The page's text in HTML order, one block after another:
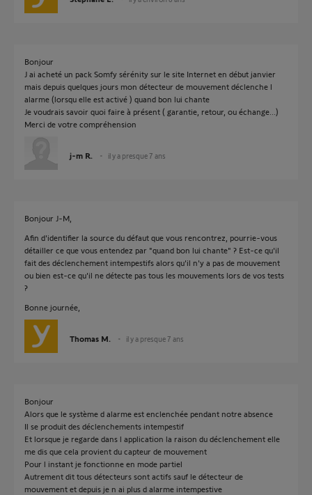
Bonjour
J ai acheté un pack Somfy sérénity sur le site Internet en début janvier
mais depuis quelques jours mon détecteur de mouvement déclenche l
alarme (lorsqu elle est activé ) quand bon lui chante
Je voudrais savoir quoi faire à présent ( garantie, retour, ou échange...)
Merci de votre compréhension
j-m R. il y a presque 7 ans
Bonjour J-M,
Afin d'identifier la source du défaut que vous rencontrez, pourrie-vous
détailler ce que vous entendez par "quand bon lui chante" ? Est-ce qu'il
fait des déclenchement intempestifs alors qu'il n'y a pas de mouvement
ou bien est-ce qu'il ne détecte pas tous les mouvements lors de vos tests
?
Bonne journée,
Thomas M. il y a presque 7 ans
Bonjour
Alors que le système d alarme est enclenchée pendant notre absence
Il se produit des déclenchements intempestif
Et lorsque je regarde dans l application la raison du déclenchement elle
me dis que cela provient du capteur de mouvement
Pour l instant je fonctionne en mode partiel
Autrement dit tous détecteurs sont actifs sauf le détecteur de
mouvement et depuis je n ai plus d alarme intempestive